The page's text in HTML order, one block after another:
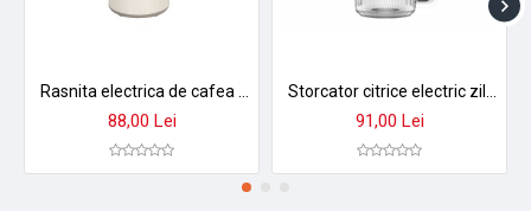
88,00 Lei 91,00 Lei